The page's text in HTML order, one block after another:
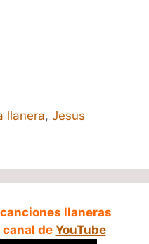
llanera,Jesus
llaneras
de YouTube